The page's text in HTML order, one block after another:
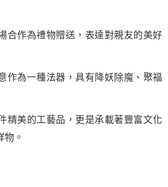
合作為禮物贈送，表達對親友的美好
作為一種法器，具有降妖除魔、聚福
精美的工藝品，更是承載著豐富文化
物。